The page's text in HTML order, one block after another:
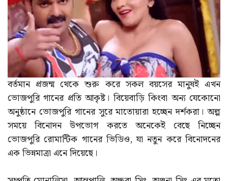
বর্তমান প্রজন্ম থেকে শুরু করে সকল বয়সের মানুষই এখন
ভোজপুরি গানের প্রতি আকৃষ্ট। বিয়েবাড়ি কিংবা অন্য যেকোনো
অনুষ্ঠানে ভোজপুরি গানের সুরে মাতোয়ারা হচ্ছেন দর্শকরা। অল্প
সময়ে বিনোদন উপভোগ করতে অনেকেই বেছে নিচ্ছেন
ভোজপুরি রোমান্টিক গানের ভিডিও, যা নতুন করে বিনোদনের
এক ভিন্নমাত্রা এনে দিয়েছে।